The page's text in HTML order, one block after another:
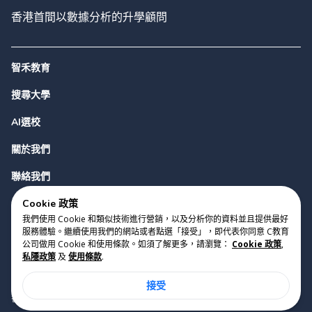
香港首間以數據分析的升學顧問
智禾教育
搜尋大學
AI選校
關於我們
聯絡我們
版權 2023 Cyclopes® •
使用條款
香港銅鑼灣勿地臣街1號時代廣場2座28樓07室
Cookie 政策
我們使用 Cookie 和類似技術進行營銷，以及分析你的資料並且提供最好
服務體驗。繼續使用我們的網站或者點選「接受」，即代表你同意 C教育
公司做用 Cookie 和使用條款。如須了解更多，請瀏覽： Cookie 政策,
私隱政策及 使用條款.
接受